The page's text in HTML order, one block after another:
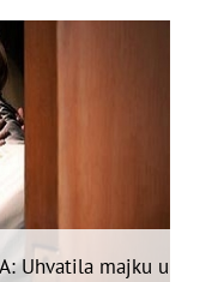
Uhvatila majku u